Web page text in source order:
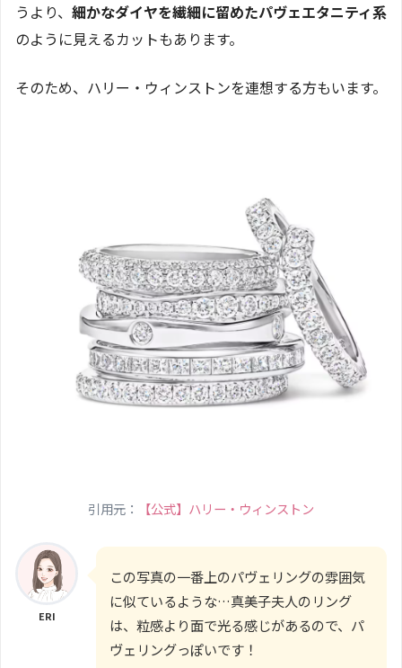
うより、 細かなダイヤを繊細に留めたパヴェエタニティ系
のように見えるカットもあります。
そのため、ハリー・ウィンストンを連想する方もいます。
引用元： 【公式】ハリー・ウィンストン
ERI
この写真の一番上のパヴェリングの雰囲気
に似ているような…真美子夫人のリング
は、粒感より面で光る感じがあるので、パ
ヴェリングっぽいです！